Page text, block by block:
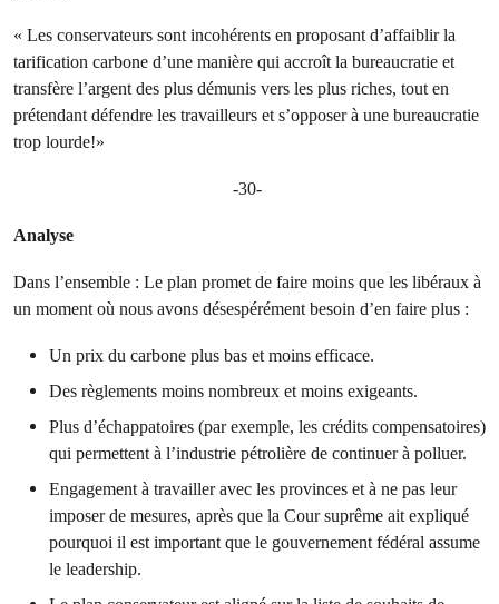
« Les conservateurs sont incohérents en proposant d’affaiblir la
tarification carbone d’une manière qui accroît la bureaucratie et
transfère l’argent des plus démunis vers les plus riches, tout en
prétendant défendre les travailleurs et s’opposer à une bureaucratie
trop lourde!»
-30-
Analyse
Dans l’ensemble : Le plan promet de faire moins que les libéraux à
un moment où nous avons désespérément besoin d’en faire plus :
Un prix du carbone plus bas et moins efficace.
Des règlements moins nombreux et moins exigeants.
Plus d’échappatoires (par exemple, les crédits compensatoires)
qui permettent à l’industrie pétrolière de continuer à polluer.
Engagement à travailler avec les provinces et à ne pas leur
imposer de mesures, après que la Cour suprême ait expliqué
pourquoi il est important que le gouvernement fédéral assume
le leadership.